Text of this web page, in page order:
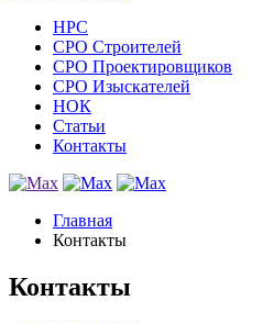
НРС
СРО Строителей
СРО Проектировщиков
СРО Изыскателей
НОК
Статьи
Контакты
Главная
Контакты
Контакты